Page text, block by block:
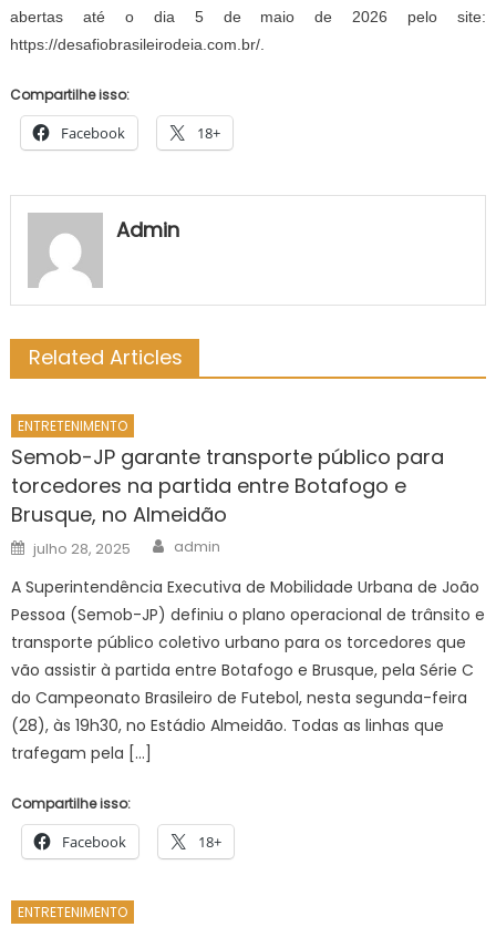
abertas até o dia 5 de maio de 2026 pelo site:
https://desafiobrasileirodeia.com.br/.
Compartilhe isso:
Facebook 18+
Admin
Related Articles
ENTRETENIMENTO
Semob-JP garante transporte público para
torcedores na partida entre Botafogo e
Brusque, no Almeidão
Posted
on
julho 28, 2025 Author
admin
A Superintendência Executiva de Mobilidade Urbana de João
Pessoa (Semob-JP) definiu o plano operacional de trânsito e
transporte público coletivo urbano para os torcedores que
vão assistir à partida entre Botafogo e Brusque, pela Série C
do Campeonato Brasileiro de Futebol, nesta segunda-feira
(28), às 19h30, no Estádio Almeidão. Todas as linhas que
trafegam pela […]
Compartilhe isso:
Facebook 18+
ENTRETENIMENTO